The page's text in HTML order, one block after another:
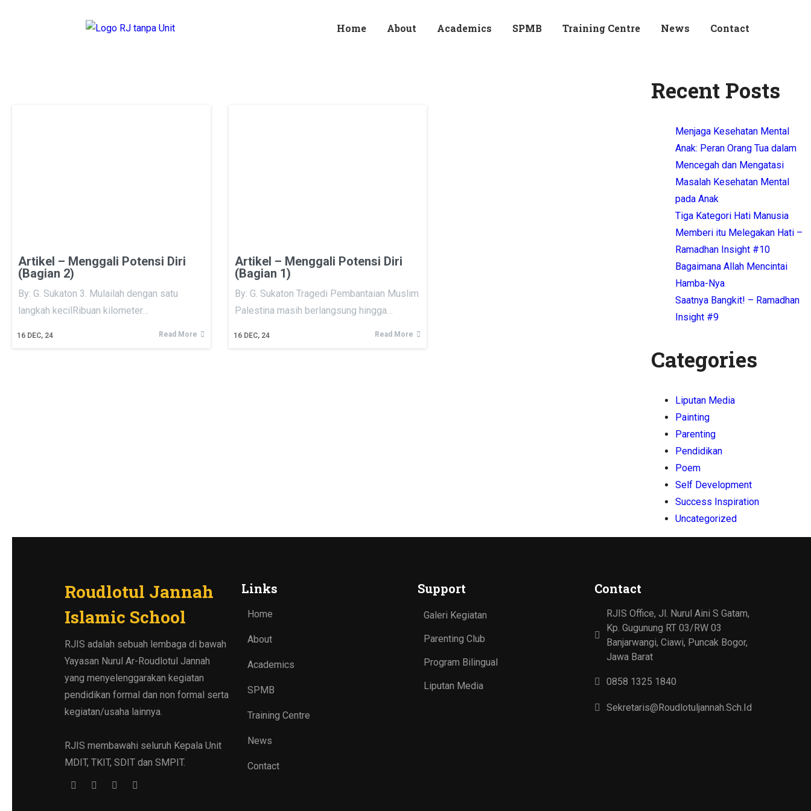
Home About Academics SPMB Training Centre News Contact
Artikel – Menggali Potensi Diri
(Bagian 2)
16 DEC, 24
By: G. Sukaton 3. Mulailah dengan satu
langkah kecilRibuan kilometer…
Read More
Artikel – Menggali Potensi Diri
(Bagian 1)
16 DEC, 24
By: G. Sukaton Tragedi Pembantaian Muslim
Palestina masih berlangsung hingga…
Read More
Recent Posts
Menjaga Kesehatan Mental
Anak: Peran Orang Tua dalam
Mencegah dan Mengatasi
Masalah Kesehatan Mental
pada Anak
Tiga Kategori Hati Manusia
Memberi itu Melegakan Hati –
Ramadhan Insight #10
Bagaimana Allah Mencintai
Hamba-Nya
Saatnya Bangkit! – Ramadhan
Insight #9
Categories
Liputan Media
Painting
Parenting
Pendidikan
Poem
Self Development
Success Inspiration
Uncategorized
Roudlotul Jannah
Islamic School
RJIS adalah sebuah lembaga di bawah
Yayasan Nurul Ar-Roudlotul Jannah
yang menyelenggarakan kegiatan
pendidikan formal dan non formal serta
kegiatan/usaha lainnya.
RJIS membawahi seluruh Kepala Unit
MDIT, TKIT, SDIT dan SMPIT.
Links
Home
About
Academics
SPMB
Training Centre
News
Contact
Support
Galeri Kegiatan
Parenting Club
Program Bilingual
Liputan Media
Contact
RJIS Office, Jl. Nurul Aini S Gatam,
Kp. Gugunung RT 03/RW 03
Banjarwangi, Ciawi, Puncak Bogor,
Jawa Barat
0858 1325 1840
Sekretaris@roudlotuljannah.sch.id